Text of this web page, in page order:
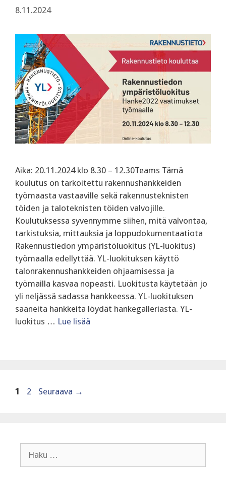
8.11.2024
Aika: 20.11.2024 klo 8.30 – 12.30Teams Tämä
koulutus on tarkoitettu rakennushankkeiden
työmaasta vastaaville sekä rakennusteknisten
töiden ja taloteknisten töiden valvojille.
Koulutuksessa syvennymme siihen, mitä valvontaa,
tarkistuksia, mittauksia ja loppudokumentaatiota
Rakennustiedon ympäristöluokitus (YL-luokitus)
työmaalla edellyttää. ‍YL-luokituksen käyttö
talonrakennushankkeiden ohjaamisessa ja
työmailla kasvaa nopeasti. Luokitusta käytetään jo
yli neljässä sadassa hankkeessa. YL-luokituksen
saaneita hankkeita löydät hankegalleriasta. YL-
luokitus … Lue lisää
Sivu
1 Sivu
2 Seuraava →